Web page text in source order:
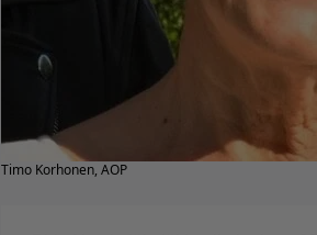
Timo Korhonen, AOP